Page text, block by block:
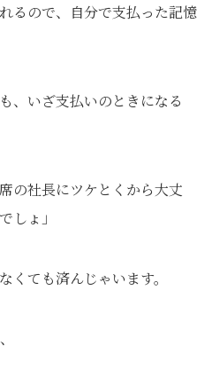
るので、自分で支払った記憶
、いざ支払いのときになる
の社長にツケとくから大丈
ょ」
くても済んじゃいます。